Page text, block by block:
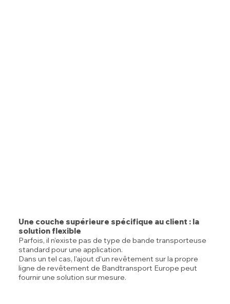
Une couche supérieure spécifique au client : la
solution flexible
Parfois, il n’existe pas de type de bande transporteuse
standard pour une application.
Dans un tel cas, l'ajout d'un revêtement sur la propre
ligne de revêtement de Bandtransport Europe peut
fournir une solution sur mesure.